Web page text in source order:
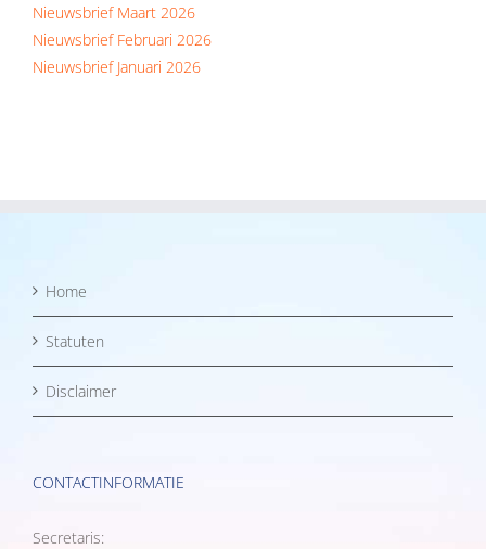
Nieuwsbrief Maart 2026
Nieuwsbrief Februari 2026
Nieuwsbrief Januari 2026
Home
Statuten
Disclaimer
CONTACTINFORMATIE
Secretaris: